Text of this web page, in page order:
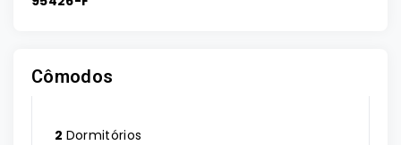
Cômodos
2 Dormitórios